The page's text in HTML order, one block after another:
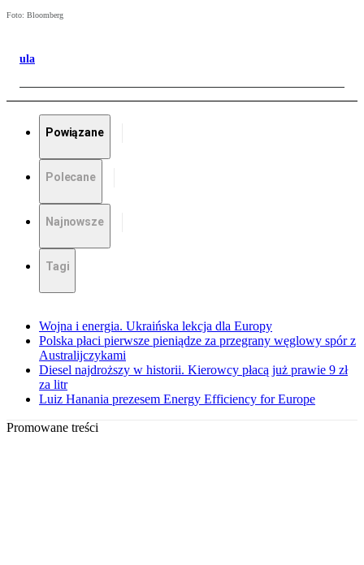
Foto: Bloomberg
ula
Powiązane
Polecane
Najnowsze
Tagi
Wojna i energia. Ukraińska lekcja dla Europy
Polska płaci pierwsze pieniądze za przegrany węglowy spór z
Australijczykami
Diesel najdroższy w historii. Kierowcy płacą już prawie 9 zł
za litr
Luiz Hanania prezesem Energy Efficiency for Europe
Promowane treści